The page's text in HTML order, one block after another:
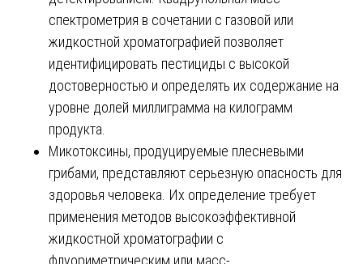
спектрометрия в сочетании с газовой или
жидкостной хроматографией позволяет
идентифицировать пестициды с высокой
достоверностью и определять их содержание на
уровне долей миллиграмма на килограмм
продукта.
Микотоксины, продуцируемые плесневыми
грибами, представляют серьезную опасность для
здоровья человека. Их определение требует
применения методов высокоэффективной
жидкостной хроматографии с
флуориметрическим или масс-